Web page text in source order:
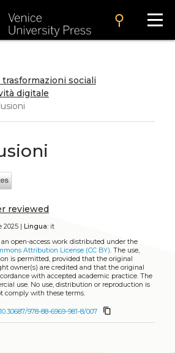
search
trasformazioni sociali
digitale
reviewed
| Lingua:it
an open-access work distributed under the
Attribution License (CC BY). The use,
is permitted, provided that the original
owner(s) are credited and that the original
with accepted academic practice. The
use. No use, distribution or reproduction is
comply with these terms.
978-88-6969-981-8/007 content_copy